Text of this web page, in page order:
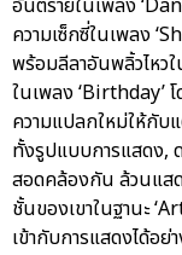
อันตรายในเพลง
ความเซ็กซี่ในเพลง
พร้อมลีลาอันพลิ้วไหว
ในเพลง ‘Birthday’
ความแปลกใหม่ให้กับแ
ทั้งรูปแบบการแสดง,
สอดคล้องกัน ล้วนแส
ชั้นของเขาในฐานะ
เข้ากับการแสดงได้อย่